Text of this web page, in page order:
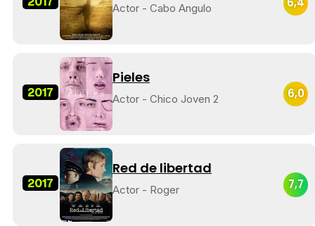
Actor - Cabo Angulo
2017
Pieles
Actor - Chico Joven 2 6,0
2017
Red de libertad
Actor - Roger 7,7